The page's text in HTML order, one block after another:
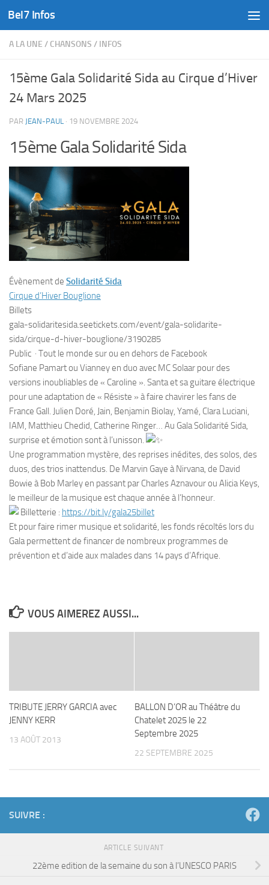
Skip to content
Bel7 Infos
A LA UNE / CHANSONS / INFOS
15ème Gala Solidarité Sida au Cirque d’Hiver
24 Mars 2025
PAR JEAN-PAUL · 19 NOVEMBRE 2024
15ème Gala Solidarité Sida
Évènement de Solidarité Sida
Cirque d’Hiver Bouglione
Billets
gala-solidaritesida.seetickets.com/event/gala-solidarite-
sida/cirque-d-hiver-bouglione/3190285
Public · Tout le monde sur ou en dehors de Facebook
Sofiane Pamart ou Vianney en duo avec MC Solaar pour des
versions inoubliables de « Caroline ». Santa et sa guitare électrique
pour une adaptation de « Résiste » à faire chavirer les fans de
France Gall. Julien Doré, Jain, Benjamin Biolay, Yamé, Clara Luciani,
IAM, Matthieu Chedid, Catherine Ringer… Au Gala Solidarité Sida,
surprise et émotion sont à l’unisson.
Une programmation mystère, des reprises inédites, des solos, des
duos, des trios inattendus. De Marvin Gaye à Nirvana, de David
Bowie à Bob Marley en passant par Charles Aznavour ou Alicia Keys,
le meilleur de la musique est chaque année à l’honneur.
Billetterie : https://bit.ly/gala25billet
Et pour faire rimer musique et solidarité, les fonds récoltés lors du
Gala permettent de financer de nombreux programmes de
prévention et d’aide aux malades dans 14 pays d’Afrique.
VOUS AIMEREZ AUSSI...
TRIBUTE JERRY GARCIA avec
JENNY KERR
13 AOÛT 2013
BALLON D’OR au Théâtre du
Chatelet 2025 le 22
Septembre 2025
22 SEPTEMBRE 2025
SUIVRE :
ARTICLE SUIVANT
22ème edition de la semaine du son à l’UNESCO PARIS